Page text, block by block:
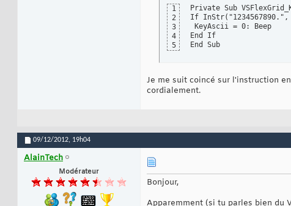
1
2
3
4
5
Private Sub
If
KeyAscii = 0: Beep
End If
End Sub
Je me suit coincé sur l'instruction
cordialement.
09/12/2012, 19h04
AlainTech
Modérateur
Bonjour,
Apparemment (si tu parles bien du